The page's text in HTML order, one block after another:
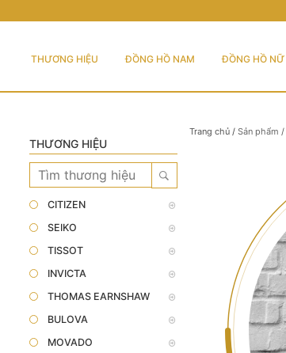
THƯƠNG HIỆU ĐỒNG HỒ NAM ĐỒNG HỒ NỮ
THƯƠNG HIỆU
CITIZEN
SEIKO
TISSOT
INVICTA
THOMAS EARNSHAW
BULOVA
MOVADO
Trang chủ/ Sản phẩm /